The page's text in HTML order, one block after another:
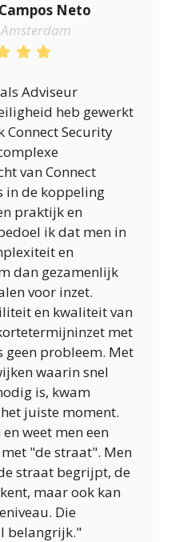
Neto
Adviseur
heb gewerkt
Connect Security
van Connect
in de koppeling
praktijk en
ik dat men in
en
dan gezamenlijk
voor inzet.
en kwaliteit van
met
geen probleem. Met
waarin snel
is, kwam
juiste moment.
weet men een
"de straat". Men
straat begrijpt, de
maar ook kan
Die
belangrijk."